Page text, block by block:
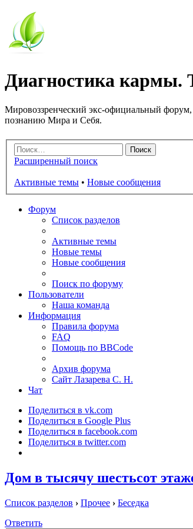
Диагностика кармы.
Мировоззренческий экс-официальный
познанию Мира и Себя.
Расширенный поиск
Активные темы • Новые сообщения
Форум
Список разделов
Активные темы
Новые темы
Новые сообщения
Поиск по форуму
Пользователи
Наша команда
Информация
Правила форума
FAQ
Помощь по BBCode
Архив форума
Сайт Лазарева С. Н.
Чат
Поделиться в vk.com
Поделиться в Google Plus
Поделиться в facebook.com
Поделиться в twitter.com
Дом в тысячу шестьсот
Список разделов › Прочее › Беседка
Ответить